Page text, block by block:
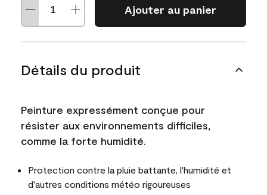
Ajouter au panier
Détails du produit
Peinture expressément conçue pour
résister aux environnements difficiles,
comme la forte humidité.
Protection contre la pluie battante, l'humidité et
d'autres conditions météo rigoureuses